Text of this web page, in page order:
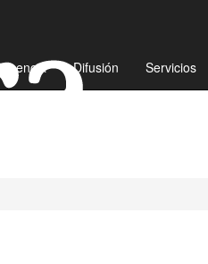
Difusión Servicios
Mapa de